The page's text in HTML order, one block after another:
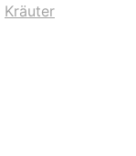
Kräuter